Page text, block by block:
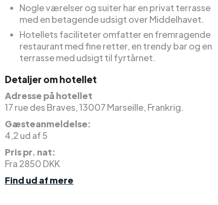
Nogle værelser og suiter har en privat terrasse
med en betagende udsigt over Middelhavet.
Hotellets faciliteter omfatter en fremragende
restaurant med fine retter, en trendy bar og en
terrasse med udsigt til fyrtårnet.
Detaljer om hotellet
Adresse på hotellet
17 rue des Braves, 13007 Marseille, Frankrig.
Gæsteanmeldelse:
4,2 ud af 5
Pris pr. nat:
Fra 2850 DKK
Find ud af mere